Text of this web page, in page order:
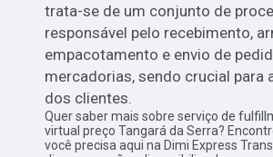
trata-se de um conjunto de
responsável pelo recebimento,
empacotamento e envio de
mercadorias, sendo crucial para
dos clientes.
Quer saber mais sobre serviço de
virtual preço Tangará da Serra?
você precisa aqui na Dimi Express